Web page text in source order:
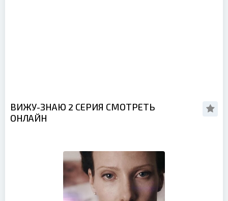
ВИЖУ-ЗНАЮ 2 СЕРИЯ СМОТРЕТЬ
ОНЛАЙН